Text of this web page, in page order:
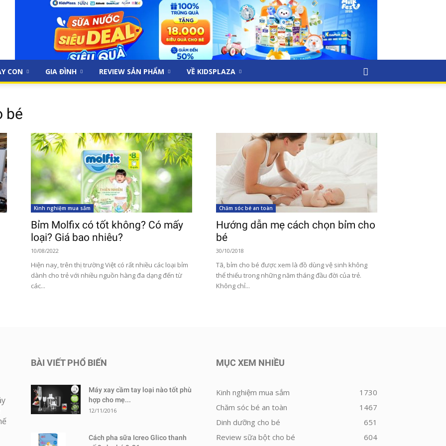
CON GIA ĐÌNH REVIEW SẢN PHẨM VỀ KIDSPLAZA
bé
Kinh nghiệm mua sắm
Bỉm Molfix có tốt không? Có mấy
loại? Giá bao nhiêu?
10/08/2022
Hiện nay, trên thị trường Việt có rất nhiều các loại bỉm
dành cho trẻ với nhiều nguồn hàng đa dạng đến từ
các...
Chăm sóc bé an toàn
Hướng dẫn mẹ cách chọn bỉm cho
bé
30/10/2018
Tã, bỉm cho bé được xem là đồ dùng vệ sinh không
thể thiếu trong những năm tháng đầu đời của trẻ.
Không chỉ...
BÀI VIẾT PHỔ BIẾN
Máy xay cầm tay loại nào tốt phù
hợp cho mẹ...
12/11/2016
Cách pha sữa Icreo Glico thanh
MỤC XEM NHIỀU
Kinh nghiệm mua sắm
1730
Chăm sóc bé an toàn
1467
Dinh dưỡng cho bé
651
Review sữa bột cho bé
604